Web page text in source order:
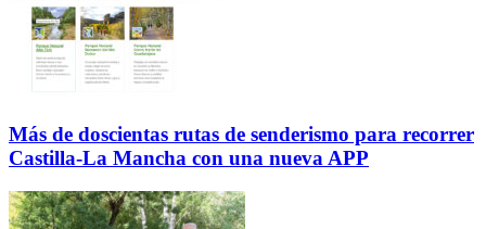
Más de doscientas rutas de senderismo para recorrer
Castilla-La Mancha con una nueva APP